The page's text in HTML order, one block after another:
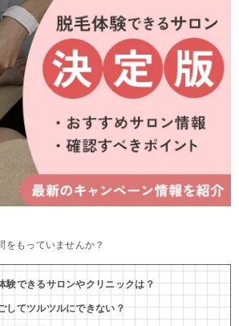
をもっていませんか？
験できるサロンやクリニックは？
してツルツルにできない？